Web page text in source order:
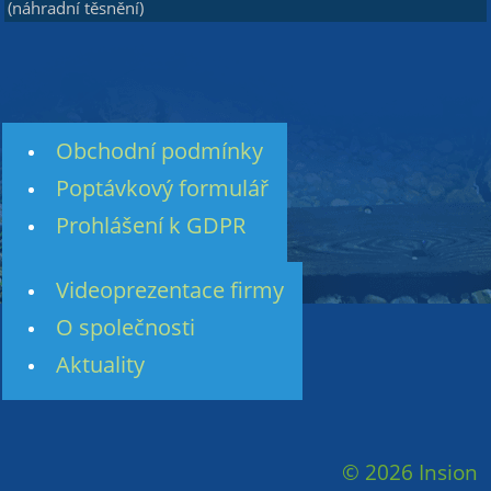
(náhradní těsnění)
Obchodní podmínky
Poptávkový formulář
Prohlášení k GDPR
Videoprezentace firmy
O společnosti
Aktuality
© 2026 Insion